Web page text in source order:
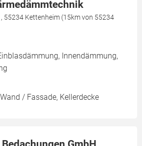
55234 Kettenheim (15km von 55234
Innendämmung,
/ Fassade, Kellerdecke